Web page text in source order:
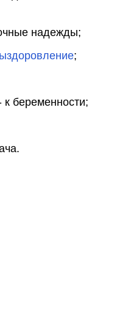
надежды;
;
беременности;